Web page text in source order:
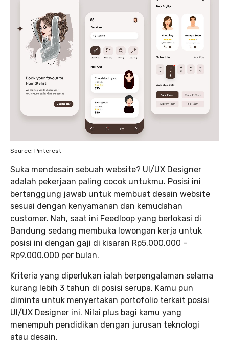
Source: Pinterest
Suka mendesain sebuah website? UI/UX Designer
adalah pekerjaan paling cocok untukmu. Posisi ini
bertanggung jawab untuk membuat desain website
sesuai dengan kenyamanan dan kemudahan
customer. Nah, saat ini Feedloop yang berlokasi di
Bandung sedang membuka lowongan kerja untuk
posisi ini dengan gaji di kisaran Rp5.000.000 –
Rp9.000.000 per bulan.
Kriteria yang diperlukan ialah berpengalaman selama
kurang lebih 3 tahun di posisi serupa. Kamu pun
diminta untuk menyertakan portofolio terkait posisi
UI/UX Designer ini. Nilai plus bagi kamu yang
menempuh pendidikan dengan jurusan teknologi
atau desain.